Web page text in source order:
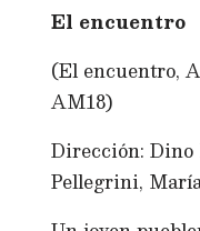
El encuentro
(El encuentro,
AM18)
Dirección:
Pellegrini,